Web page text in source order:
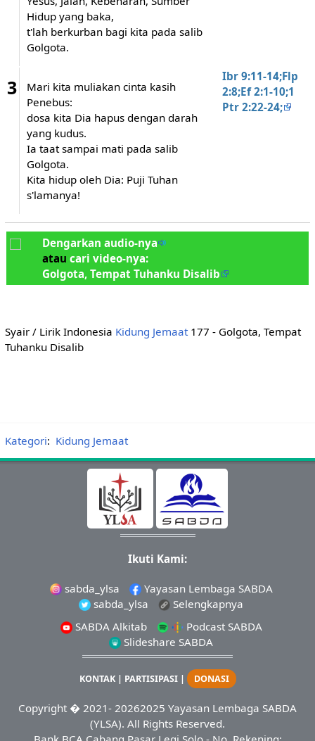
Hidup yang baka,
t'lah berkurban bagi kita pada salib
Golgota.
3
Mari kita muliakan cinta kasih
Penebus:
dosa kita Dia hapus dengan darah
yang kudus.
Ia taat sampai mati pada salib
Golgota.
Kita hidup oleh Dia: Puji Tuhan
s'lamanya!
Ibr 9:11-14;Flp
2:8;Ef 2:1-10;1
Ptr 2:22-24;
Dengarkan audio-nya
ataucari video-nya:
Golgota, Tempat Tuhanku Disalib
Syair / Lirik Indonesia Kidung Jemaat177 - Golgota, Tempat
Tuhanku Disalib
Kategori: Kidung Jemaat
Ikuti Kami:
sabda_ylsa
Yayasan Lembaga SABDA
sabda_ylsa
Selengkapnya
SABDA Alkitab
Podcast SABDA
Slideshare SABDA
KONTAK| PARTISIPASI| DONASI
Copyright � 2021- 20262025 Yayasan Lembaga SABDA
(YLSA). All Rights Reserved.